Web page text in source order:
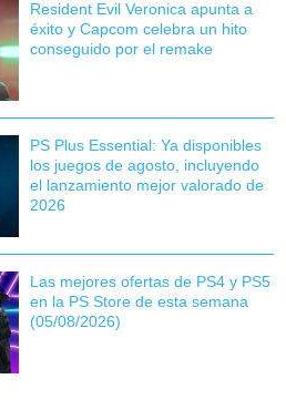
Resident Evil Veronica apunta a
éxito y Capcom celebra un hito
conseguido por el remake
PS Plus Essential: Ya disponibles
los juegos de agosto, incluyendo
el lanzamiento mejor valorado de
2026
Las mejores ofertas de PS4 y PS5
en la PS Store de esta semana
(05/08/2026)